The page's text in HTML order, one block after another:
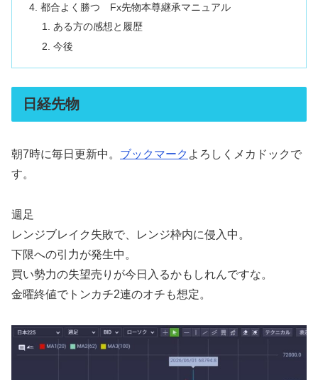
都合よく勝つ Fx先物本尊継承マニュアル
ある方の感想と履歴
今後
日経先物
朝7時に毎日更新中。 ブックマーク よろしくメカドックで
す。
週足
レンジブレイク失敗で、レンジ枠内に侵入中。
下限への引力が発生中。
買い勢力の失望売りが今日入るかもしれんですな。
金曜終値でトンカチ2連のオチも想定。